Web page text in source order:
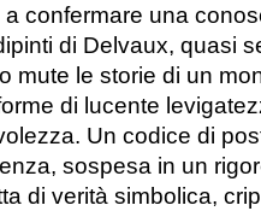
confermare una
di Delvaux, quasi
mute le storie di un
di lucente
Un codice di
sospesa in un
di verità simbolica,